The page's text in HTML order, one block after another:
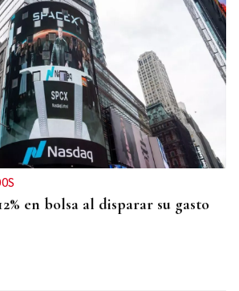
en bolsa al disparar su gasto